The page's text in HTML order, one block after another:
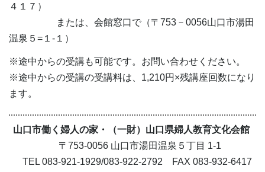
４１７）
または、会館窓口で（〒753－0056山口市湯田
温泉５=１-１）
※途中からの受講も可能です。お問い合わせください。
※途中からの受講の受講料は、1,210円×残講座回数になり
ます。
山口市働く婦人の家・（一財）山口県婦人教育文化会館
〒753-0056 山口市湯田温泉５丁目 1-1
TEL 083-921-1929/083-922-2792 FAX 083-932-6417